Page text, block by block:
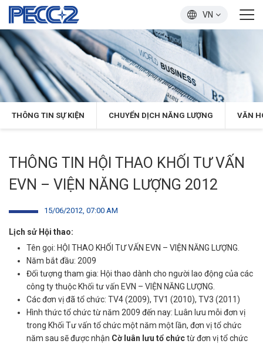
VN
THÔNG TIN SỰ KIỆN CHUYỂN DỊCH NĂNG LƯỢNG VĂN
THÔNG TIN HỘI THAO KHỐI TƯ VẤN
EVN – VIỆN NĂNG LƯỢNG 2012
15/06/2012, 07:00 AM
Lịch sử Hội thao:
Tên gọi: HỘI THAO KHỐI TƯ VẤN EVN – VIỆN NĂNG LƯỢNG.
Năm bắt đầu: 2009
Đối tượng tham gia: Hội thao dành cho người lao động của các
công ty thuộc Khối tư vấn EVN – VIỆN NĂNG LƯỢNG.
Các đơn vị đã tổ chức: TV4 (2009), TV1 (2010), TV3 (2011)
Hình thức tổ chức từ năm 2009 đến nay: Luân lưu mỗi đơn vị
trong Khối Tư vấn tổ chức một năm một lần, đơn vị tổ chức
năm sau sẽ được nhận Cờ luân lưu tổ chứctừ đơn vị tổ chức